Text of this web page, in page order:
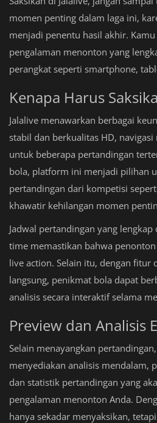
momen penting dalam laga ini,
menjadi penentu hasil akhir.
pengalaman menonton yang
perangkat seperti smartphone,
Kenapa Harus
Jalalive menawarkan berbagai
stabil dan berkualitas HD,
untuk beberapa pertandingan
bola, platform ini menjadi pilihan
pertandingan dari kompetisi
khawatir kehilangan momen
Jadwal pertandingan yang
time memastikan bahwa
live action. Selain itu, dengan fitur
langsung, penikmat bola dapat
analisis secara interaktif selama
Preview dan Analisis
Selain menayangkan
menyediakan analisis mendalam,
dan statistik pertandingan yang
pengalaman menonton Anda.
hanya sekadar menyaksikan,